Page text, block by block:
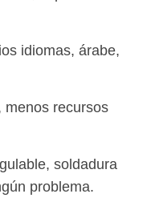
idiomas, árabe,
menos recursos
soldadura
problema.